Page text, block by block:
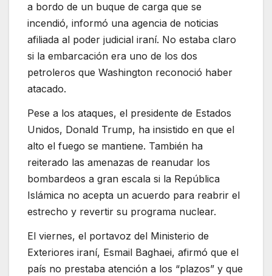
a bordo de un buque de carga que se
incendió, informó una agencia de noticias
afiliada al poder judicial iraní. No estaba claro
si la embarcación era uno de los dos
petroleros que Washington reconoció haber
atacado.
Pese a los ataques, el presidente de Estados
Unidos, Donald Trump, ha insistido en que el
alto el fuego se mantiene. También ha
reiterado las amenazas de reanudar los
bombardeos a gran escala si la República
Islámica no acepta un acuerdo para reabrir el
estrecho y revertir su programa nuclear.
El viernes, el portavoz del Ministerio de
Exteriores iraní, Esmail Baghaei, afirmó que el
país no prestaba atención a los “plazos” y que